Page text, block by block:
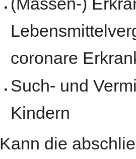
coronare
Such- und
Kindern
Kann die